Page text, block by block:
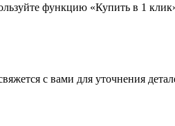
функцию «Купить в 1
с вами для уточнения